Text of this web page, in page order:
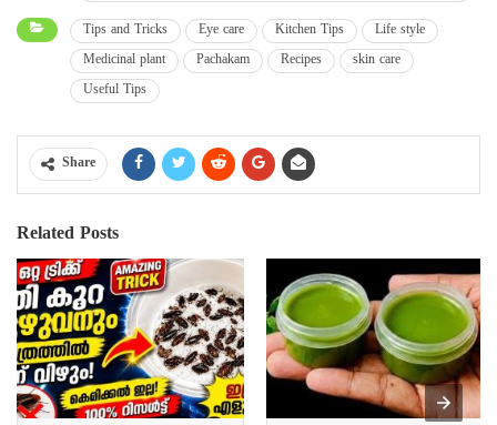
Tips and Tricks Eye care Kitchen Tips
Life style
Medicinal plant
Pachakam Recipes
skin care
Useful Tips
Share
Related Posts